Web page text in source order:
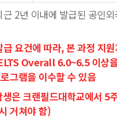
2년 이내에 발급된 공인
요건에 따라, 본 과정 지
Overall 6.0~6.5 이상
그램을 이수할 수 있음
은 크랜필드대학교에서 5
거쳐야 함)